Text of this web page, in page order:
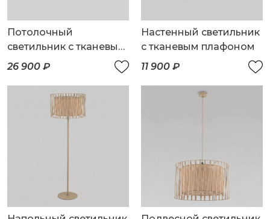
Потолочный
светильник с тканевым
плафоном
26 900 ₽
Настенный светильник
с тканевым плафоном
11 900 ₽